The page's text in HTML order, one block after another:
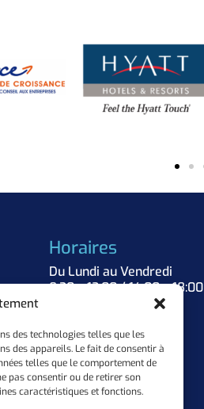
des technologies telles que les
des appareils. Le fait de consentir à
telles que le comportement de
pas consentir ou de retirer son
caractéristiques et fonctions.
Horaires
Du Lundi au Vendredi
8:30 – 12:00 / 14:00 – 18:00